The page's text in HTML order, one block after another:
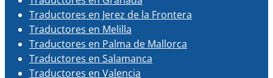
Traductores en Jerez de la Frontera
Traductores en Melilla
Traductores en Palma de Mallorca
Traductores en Salamanca
Traductores en Valencia